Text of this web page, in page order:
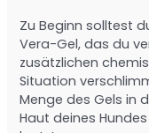
Zu Beginn solltest
Vera-Gel, das du
zusätzlichen
Situation
Menge des Gels in
Haut deines